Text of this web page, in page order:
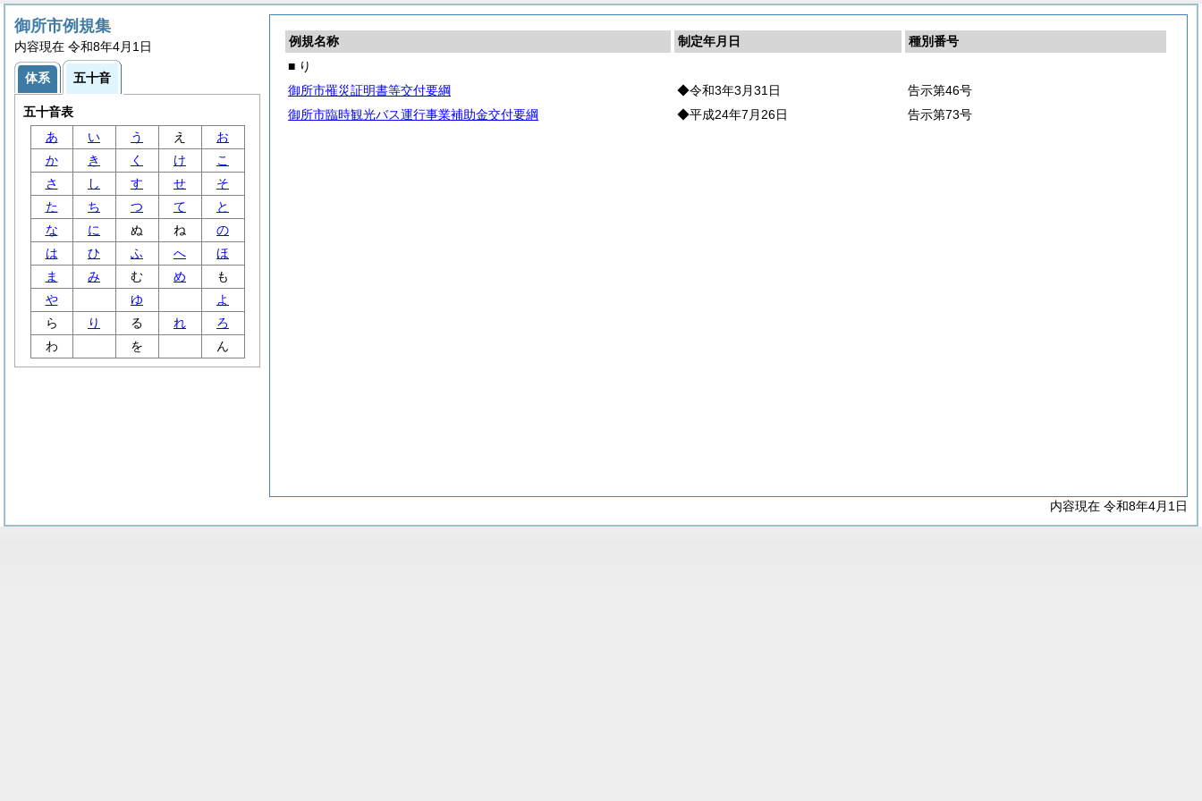
例規名称 制定年月日
種別番号
■ り
御所市罹災証明書等交付要綱
◆令和3年3月31日
告示第46号
御所市臨時観光バス運行事業補助金交付要綱
◆平成24年7月26日 告示第73号
内容現在 令和8年4月1日
御所市例規集
内容現在 令和8年4月1日
体系 五十音
五十音表
あ
い う え
お
か
き く け
こ
さ
し す せ
そ
た
ち つ て
と
な
に ぬ ね
の
は
ひ ふ へ
ほ
ま
み む め
も
や
ゆ
よ
ら
り る れ
ろ
わ
を ん